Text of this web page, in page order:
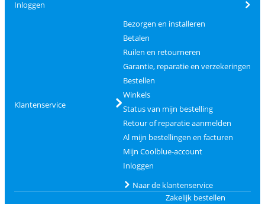
Inloggen
Klantenservice
Bezorgen en installeren
Betalen
Ruilen en retourneren
Garantie, reparatie en verzekeringen
Bestellen
Winkels
Status van mijn bestelling
Retour of reparatie aanmelden
Al mijn bestellingen en facturen
Mijn Coolblue-account
Inloggen
Naar de klantenservice
Zakelijk bestellen